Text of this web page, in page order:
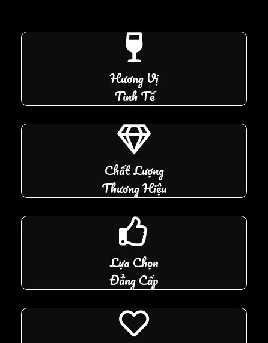
Hương Vị
Tinh Tế
Chất Lượng
Thương Hiệu
Lựa Chọn
Đẳng Cấp